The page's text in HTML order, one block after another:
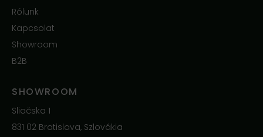
Rólunk
Kapcsolat
Showroom
B2B
SHOWROOM
Sliačska 1
831 02 Bratislava, Szlovákia